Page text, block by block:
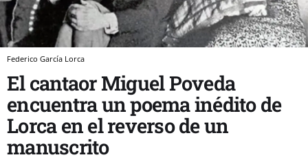
Federico García Lorca
El cantaor Miguel Poveda
encuentra un poema inédito de
Lorca en el reverso de un
manuscrito